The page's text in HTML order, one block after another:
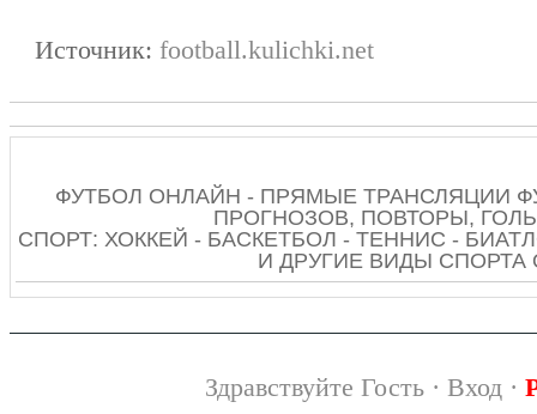
Источник: football.kulichki.net
ФУТБОЛ ОНЛАЙН - ПРЯМЫЕ ТРАНСЛЯЦИИ
ПРОГНОЗОВ, ПОВТОРЫ,
СПОРТ: ХОККЕЙ - БАСКЕТБОЛ - ТЕННИС -
И ДРУГИЕ ВИДЫ СПОРТА
Здравствуйте Гость · Вход·